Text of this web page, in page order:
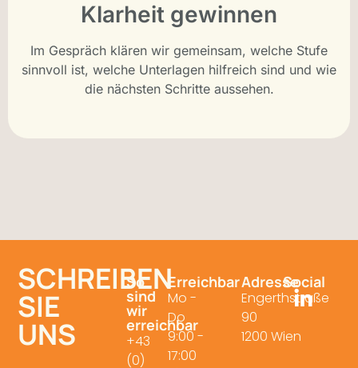
Klarheit gewinnen
Im Gespräch klären wir gemeinsam, welche Stufe
sinnvoll ist, welche Unterlagen hilfreich sind und wie
die nächsten Schritte aussehen.
SCHREIBEN
SIE
UNS
So
sind
wir
erreichbar
+43
(0)
Erreichbar
Mo -
Do
9:00 -
17:00
Adresse
Engerthstraße
90
1200 Wien
Social